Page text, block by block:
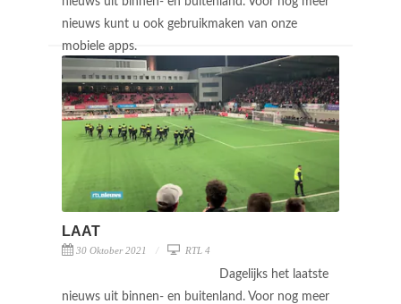
nieuws kunt u ook gebruikmaken van onze
mobiele apps.
LAAT
30 Oktober 2021 RTL 4
Dagelijks het laatste
nieuws uit binnen- en buitenland. Voor nog meer